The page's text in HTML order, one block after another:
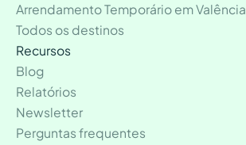
Arrendamento Temporário em Valência
Todos os destinos
Recursos
Blog
Relatórios
Newsletter
Perguntas frequentes